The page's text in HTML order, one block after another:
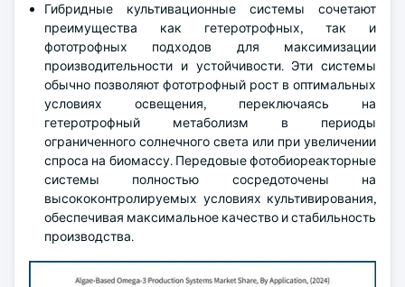
Гибридные культивационные системы сочетают
преимущества как гетеротрофных, так и
фототрофных подходов для максимизации
производительности и устойчивости. Эти системы
обычно позволяют фототрофный рост в оптимальных
условиях освещения, переключаясь на
гетеротрофный метаболизм в периоды
ограниченного солнечного света или при увеличении
спроса на биомассу. Передовые фотобиореакторные
системы полностью сосредоточены на
высококонтролируемых условиях культивирования,
обеспечивая максимальное качество и стабильность
производства.